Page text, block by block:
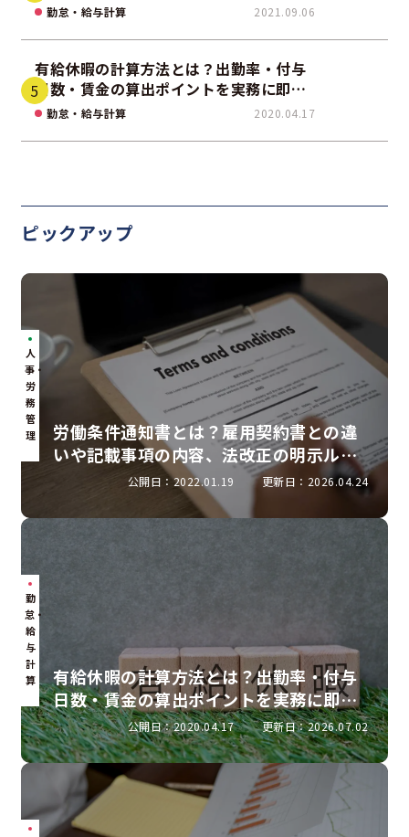
勤怠・給与計算 2021.09.06
有給休暇の計算方法とは？出勤率・付与
日数・賃金の算出ポイントを実務に即し
て解説
勤怠・給与計算 2020.04.17
ピックアップ
人
事・
労
務
管
理
労働条件通知書とは？雇用契約書との違
いや記載事項の内容、法改正の明示ルー
ルを解説
公開日：2022.01.19 更新日：2026.04.24
勤
怠・
給
与
計
算
有給休暇の計算方法とは？出勤率・付与
日数・賃金の算出ポイントを実務に即し
て解説
公開日：2020.04.17 更新日：2026.07.02